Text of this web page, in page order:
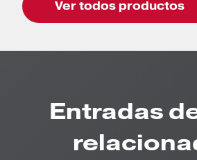
Ver todos productos
Entradas